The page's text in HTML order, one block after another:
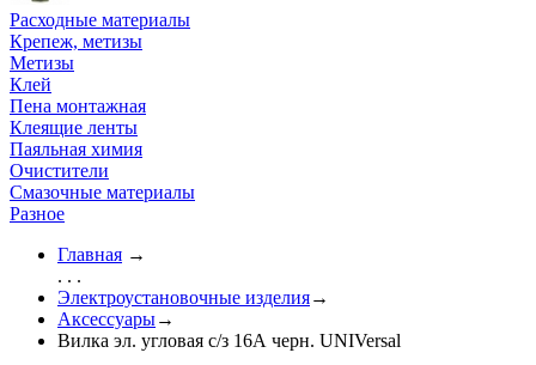
Расходные материалы
Крепеж, метизы
Метизы
Клей
Пена монтажная
Клеящие ленты
Паяльная химия
Очистители
Смазочные материалы
Разное
Главная →
. . .
Электроустановочные изделия→
Аксессуары→
Вилка эл. угловая с/з 16А черн. UNIVersal